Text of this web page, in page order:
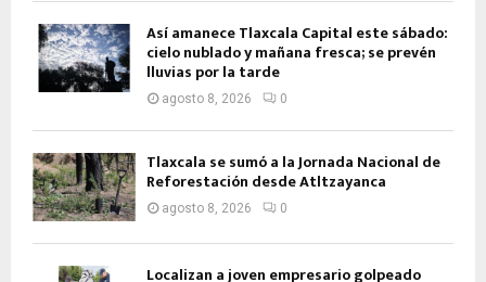
Así amanece Tlaxcala Capital este sábado:
cielo nublado y mañana fresca; se prevén
lluvias por la tarde
agosto 8, 2026 0
Tlaxcala se sumó a la Jornada Nacional de
Reforestación desde Atltzayanca
agosto 8, 2026 0
Localizan a joven empresario golpeado